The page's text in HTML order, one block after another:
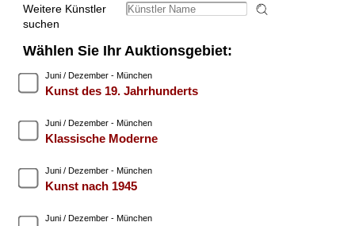
Weitere Künstler
suchen
Wählen Sie Ihr Auktionsgebiet:
Juni / Dezember - München
Kunst des 19. Jahrhunderts
Juni / Dezember - München
Klassische Moderne
Juni / Dezember - München
Kunst nach 1945
Juni / Dezember - München